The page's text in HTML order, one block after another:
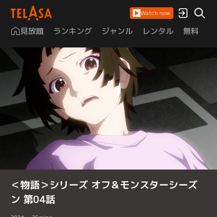
Watch now
見放題 ランキング ジャンル レンタル 無料
＜物語＞シリーズ オフ＆モンスターシーズ
ン 第04話